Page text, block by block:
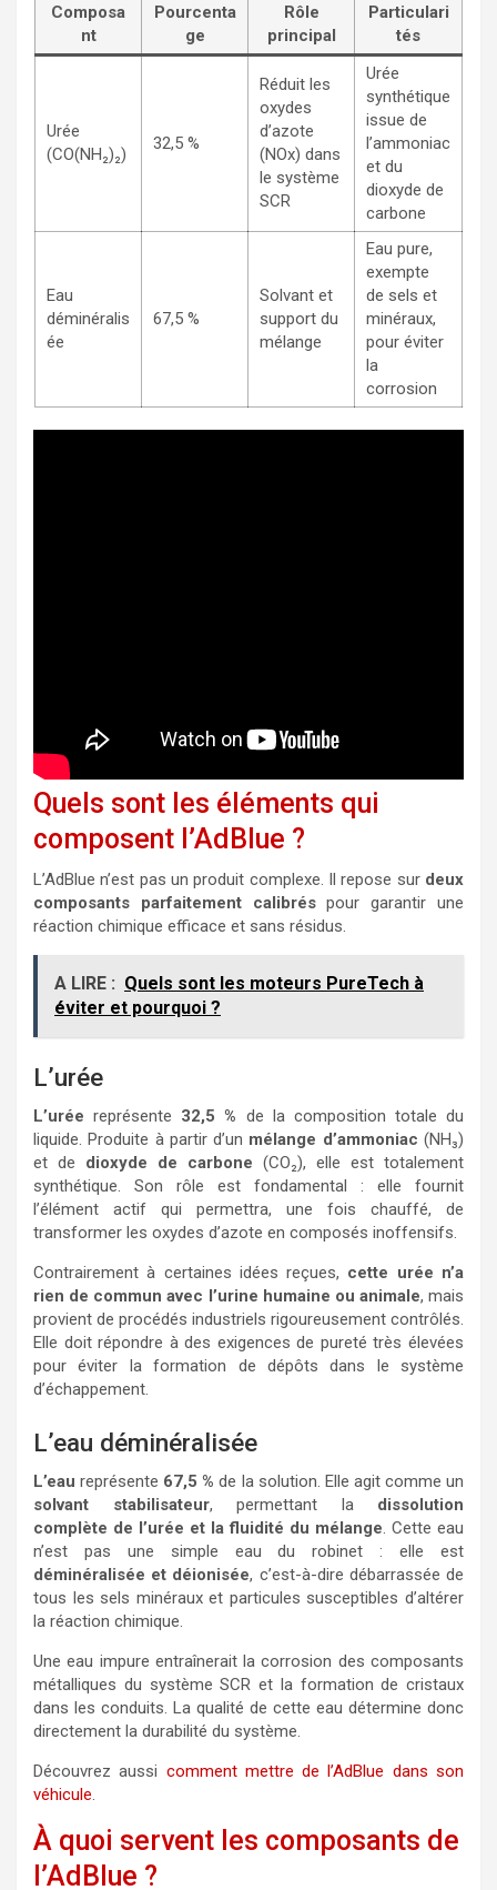
Composa
nt
Pourcenta
ge
Rôle
principal
Particulari
tés
Urée
(CO(NH₂)₂)
32,5 %
Réduit les
oxydes
d’azote
(NOx) dans
le système
SCR
Urée
synthétique
issue de
l’ammoniac
et du
dioxyde de
carbone
Eau
déminéralis
ée
67,5 %
Solvant et
support du
mélange
Eau pure,
exempte
de sels et
minéraux,
pour éviter
la
corrosion
Quels sont les éléments qui
composent l’AdBlue ?
L’AdBlue n’est pas un produit complexe. Il repose sur deux
composants parfaitement calibréspour garantir une
réaction chimique efficace et sans résidus.
A LIRE : Quels sont les moteurs PureTech à
éviter et pourquoi ?
L’urée
L’urée représente 32,5 % de la composition totale du
liquide. Produite à partir d’un mélange d’ammoniac (NH₃)
et de dioxyde de carbone (CO₂), elle est totalement
synthétique. Son rôle est fondamental : elle fournit
l’élément actif qui permettra, une fois chauffé, de
transformer les oxydes d’azote en composés inoffensifs.
Contrairement à certaines idées reçues, cette urée n’a
rien de commun avec l’urine humaine ou animale, mais
provient de procédés industriels rigoureusement contrôlés.
Elle doit répondre à des exigences de pureté très élevées
pour éviter la formation de dépôts dans le système
d’échappement.
L’eau déminéralisée
L’eau représente 67,5 % de la solution. Elle agit comme un
solvant stabilisateur, permettant la dissolution
complète de l’urée et la fluidité du mélange. Cette eau
n’est pas une simple eau du robinet : elle est
déminéralisée et déionisée, c’est-à-dire débarrassée de
tous les sels minéraux et particules susceptibles d’altérer
la réaction chimique.
Une eau impure entraînerait la corrosion des composants
métalliques du système SCR et la formation de cristaux
dans les conduits. La qualité de cette eau détermine donc
directement la durabilité du système.
Découvrez aussi comment mettre de l’AdBlue dans son
véhicule.
À quoi servent les composants de
l’AdBlue ?